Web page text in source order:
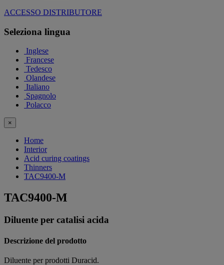
ACCESSO DISTRIBUTORE
Seleziona lingua
Inglese
Francese
Tedesco
Olandese
Italiano
Spagnolo
Polacco
×
Home
Interior
Acid curing coatings
Thinners
TAC9400-M
TAC9400-M
Diluente per catalisi acida
Descrizione del prodotto
Diluente per prodotti Duracid.